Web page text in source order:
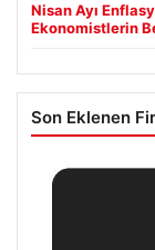
Nisan Ayı
Ekonomistlerin
Son Eklenen